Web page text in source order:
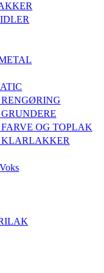
OG TOPLAK
KLARLAKKER